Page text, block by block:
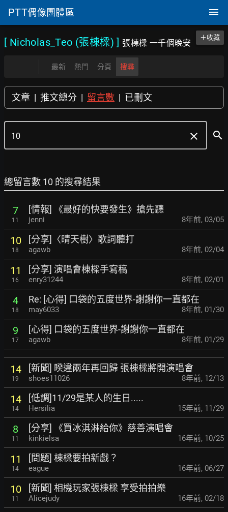
PTT偶像團體區
[ Nicholas_Teo (張棟樑) ] 張棟樑 一千個晚安
＋收藏
最新 熱門 分頁 搜尋
文章 | 推文總分 | 留言數 | 已刪文
clear search
總留言數 10 的搜尋結果
7
11
[情報] 《最好的快要發生》搶先聽
jenni 8年前, 03/05
10
18
[分享]〈晴天樹〉歌詞聽打
agawb 8年前, 02/04
11
16
[分享] 演唱會棟樑手寫稿
enry31244 8年前, 02/01
4
18
Re: [心得] 口袋的五度世界-謝謝你一直都在
may6033 8年前, 01/30
9
17
[心得] 口袋的五度世界-謝謝你一直都在
agawb 8年前, 01/29
14
19
[新聞] 睽違兩年再回歸 張棟樑將開演唱會
shoes11026 8年前, 12/13
14
14
[低調]11/29是某人的生日.....
Hersilia 15年前, 11/29
8
11
[分享] 《買冰淇淋給你》慈善演唱會
kinkielsa 16年前, 10/25
11
14
[問題] 棟樑要拍新戲？
eague 16年前, 06/27
10
11
[新聞] 相機玩家張棟樑 享受拍拍樂
Alicejudy 16年前, 02/18